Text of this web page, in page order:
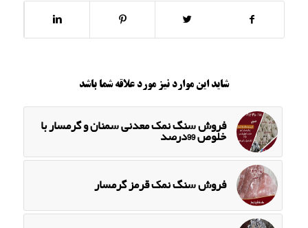
شاید این موارد نیز مورد علاقه شما باشد
فروش سنگ نمک معدنی سمنان و گرمسار با
خلوص 99درصد
فروش سنگ نمک قرمز گرمسار